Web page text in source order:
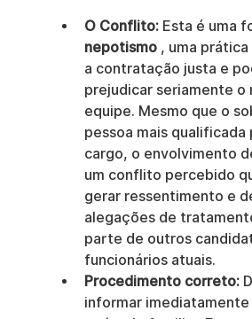
O Conflito: Esta é uma
nepotismo , uma prática
a contratação justa e
prejudicar seriamente o
equipe. Mesmo que o
pessoa mais qualificada
cargo, o envolvimento
um conflito percebido
gerar ressentimento e
alegações de
parte de outros
funcionários atuais.
Procedimento correto:
informar imediatamente